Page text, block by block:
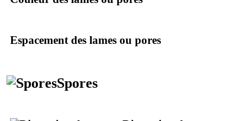
Espacement des lames ou pores
Spores